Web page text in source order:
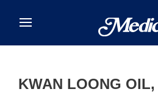
KWAN LOONG